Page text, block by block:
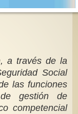
a través de la
Social
las funciones
gestión de
competencial